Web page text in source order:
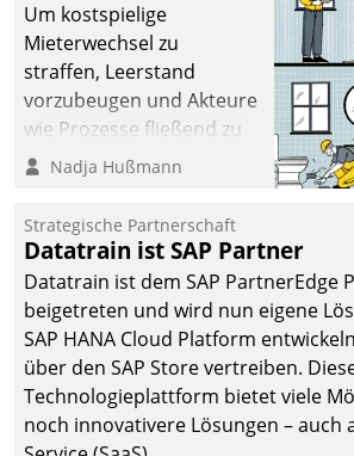
Um kostspielige
Mieterwechsel zu
straffen, Leerstand
vorzubeugen und Akteure
wie Prozesse fließend zu
vernetzen, nutzt die
Jahresbeginn eine
Überblick, Einsicht und
Eingriff bietende Lösung.
Zur Entwicklung setzte
man auf
Cloudtechnologie,
bewährte und Startup-
Partner sowie erstmals
agile Projektmethoden.
Nadja Hußmann
Strategische Partnerschaft
Datatrain ist SAP Partner
Datatrain ist dem SAP PartnerEdge
beigetreten und wird nun eigene
SAP HANA Cloud Platform
über den SAP Store vertreiben.
Technologieplattform bietet viele
noch innovativere Lösungen – auch
Service (SaaS).